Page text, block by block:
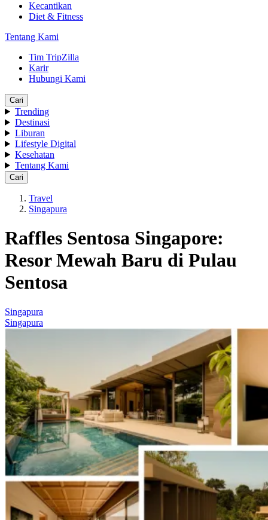
Kecantikan
Diet & Fitness
Tentang Kami
Tim TripZilla
Karir
Hubungi Kami
Cari
Trending
Destinasi
Liburan
Lifestyle Digital
Kesehatan
Tentang Kami
Cari
Travel
Singapura
Raffles Sentosa Singapore:
Resor Mewah Baru di Pulau
Sentosa
Singapura
Singapura